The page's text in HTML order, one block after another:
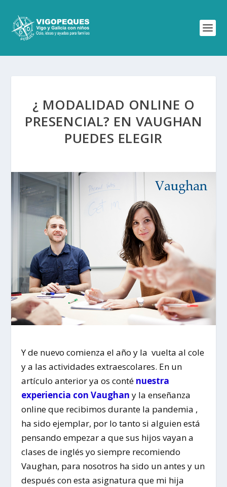
¿ MODALIDAD ONLINE O
PRESENCIAL? EN VAUGHAN
PUEDES ELEGIR
Y de nuevo comienza el año y la vuelta al cole
y a las actividades extraescolares. En un
artículo anterior ya os conté nuestra
experiencia con Vaughan y la enseñanza
online que recibimos durante la pandemia ,
ha sido ejemplar, por lo tanto si alguien está
pensando empezar a que sus hijos vayan a
clases de inglés yo siempre recomiendo
Vaughan, para nosotros ha sido un antes y un
después con esta asignatura que mi hija